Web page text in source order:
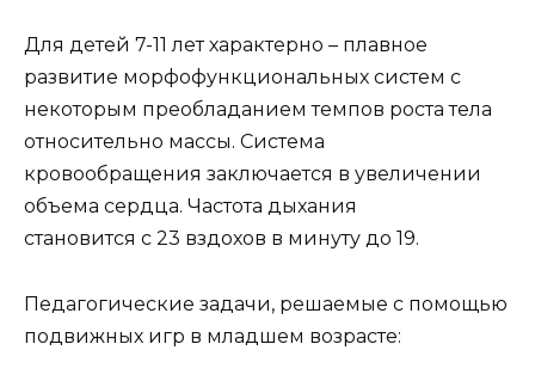
Для детей 7-11 лет характерно – плавное
развитие морфофункциональных систем с
некоторым преобладанием темпов роста тела
относительно массы. Система
кровообращения заключается в увеличении
объема сердца. Частота дыхания
становится с 23 вздохов в минуту до 19.
Педагогические задачи, решаемые с помощью
подвижных игр в младшем возрасте: